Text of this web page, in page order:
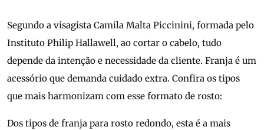
Segundo a visagista Camila Malta Piccinini, formada pelo
Instituto Philip Hallawell, ao cortar o cabelo, tudo
depende da intenção e necessidade da cliente. Franja é um
acessório que demanda cuidado extra. Confira os tipos
que mais harmonizam com esse formato de rosto:
Dos tipos de franja para rosto redondo, esta é a mais